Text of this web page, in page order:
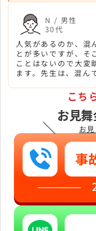
N / 男性
30代
人気があるのか、混
とが多いですが、そ
ことはないので大変
ます。先生は、混ん
れるのでとても良い
＼
こち
お見
お